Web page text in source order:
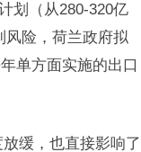
划（从280-320亿
风险，荷兰政府拟
单方面实施的出口
缓，也直接影响了